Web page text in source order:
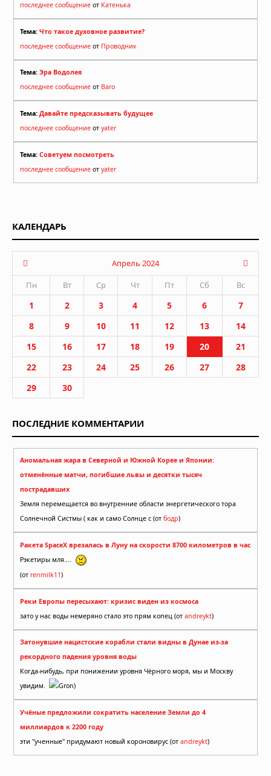
последнее сообщение от Катенька
Тема: Что такое духовное развитие?
последнее сообщение от Проводник
Тема: Эра Водолея
последнее сообщение от Baro
Тема: Давайте предсказывать будущее
последнее сообщение от yater
Тема: Советуем посмотреть
последнее сообщение от yater
КАЛЕНДАРЬ
Апрель 2024
Пн
Вт Ср Чт Пт Сб Вс
1 2 3 4 5 6
7
8
9 10 11 12 13
14
15
16 17 18 19 20
21
22
23 24 25 26 27
28
29
30
ПОСЛЕДНИЕ КОММЕНТАРИИ
Аномальная жара в Северной и Южной Корее и Японии:
отменённые матчи, погибшие львы и десятки тысяч
пострадавших
Земля перемещается во внутренние области энергетического тора
Солнечной Систмы ( как и само Солнце с (от бодр)
Ракета SpaceX врезалась в Луну на скорости 8700 километров в час
Рэкетиры мля....
(от renmilk11)
Реки Европы пересыхают: кризис виден из космоса
зато у нас воды немеряно стало это прям копец (от andreykt)
Затонувшие нацистские корабли стали видны в Дунае из-за
рекордного падения уровня воды
Когда-нибудь, при понижении уровня Чёрного моря, мы и Москву
увидим.
Gron)
Учёные предложили сократить население Земли до 4
миллиардов к 2200 году
эти "ученные" придумают новый короновирус (от andreykt)